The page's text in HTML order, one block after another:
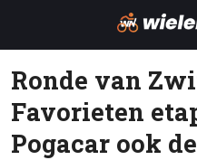
Ronde van
Favorieten
Pogacar ook